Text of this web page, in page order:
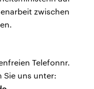
zwischen
Telefonnr.
uns unter: